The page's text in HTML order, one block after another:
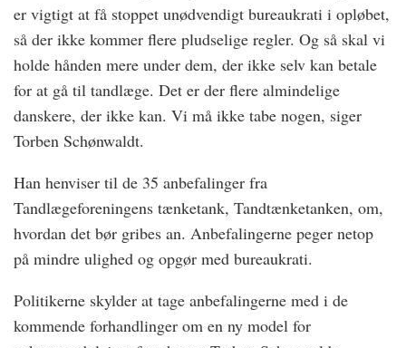
er vigtigt at få stoppet unødvendigt bureaukrati i opløbet,
så der ikke kommer flere pludselige regler. Og så skal vi
holde hånden mere under dem, der ikke selv kan betale
for at gå til tandlæge. Det er der flere almindelige
danskere, der ikke kan. Vi må ikke tabe nogen, siger
Torben Schønwaldt.
Han henviser til de 35 anbefalinger fra
Tandlægeforeningens tænketank, Tandtænketanken, om,
hvordan det bør gribes an. Anbefalingerne peger netop
på mindre ulighed og opgør med bureaukrati.
Politikerne skylder at tage anbefalingerne med i de
kommende forhandlinger om en ny model for